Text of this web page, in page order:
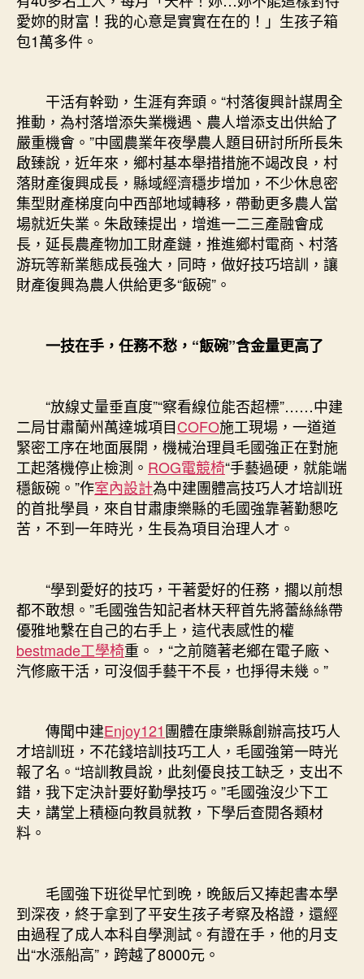
愛妳的財富！我的心意是實實在在的！」生孩子箱
包1萬多件。
干活有幹勁，生涯有奔頭。“村落復興計謀周全
推動，為村落增添失業機遇、農人增添支出供給了
嚴重機會。”中國農業年夜學農人題目研討所所長朱
啟臻說，近年來，鄉村基本舉措措施不竭改良，村
落財產復興成長，縣域經濟穩步增加，不少休息密
集型財產梯度向中西部地域轉移，帶動更多農人當
場就近失業。朱啟臻提出，增進一二三產融會成
長，延長農產物加工財產鏈，推進鄉村電商、村落
游玩等新業態成長強大，同時，做好技巧培訓，讓
財產復興為農人供給更多“飯碗”。
一技在手，任務不愁，“飯碗”含金量更高了
“放線丈量垂直度”“察看線位能否超標”……中建
二局甘肅蘭州萬達城項目COFO施工現場，一道道
緊密工序在地面展開，機械治理員毛國強正在對施
工起落機停止檢測。 ROG電競椅“手藝過硬，就能端
穩飯碗。”作室內設計為中建團體高技巧人才培訓班
的首批學員，來自甘肅康樂縣的毛國強靠著勤懇吃
苦，不到一年時光，生長為項目治理人才。
“學到愛好的技巧，干著愛好的任務，擱以前想
都不敢想。”毛國強告知記者林天秤首先將蕾絲絲帶
優雅地繫在自己的右手上，這代表感性的權
bestmade工學椅重。，“之前隨著老鄉在電子廠、
汽修廠干活，可沒個手藝干不長，也掙得未幾。”
傳聞中建Enjoy121團體在康樂縣創辦高技巧人
才培訓班，不花錢培訓技巧工人，毛國強第一時光
報了名。“培訓教員說，此刻優良技工缺乏，支出不
錯，我下定決計要好勤學技巧。”毛國強沒少下工
夫，講堂上積極向教員就教，下學后查閱各類材
料。
毛國強下班從早忙到晚，晚飯后又捧起書本學
到深夜，終于拿到了平安生孩子考察及格證，還經
由過程了成人本科自學測試。有證在手，他的月支
出“水漲船高”，跨越了8000元。